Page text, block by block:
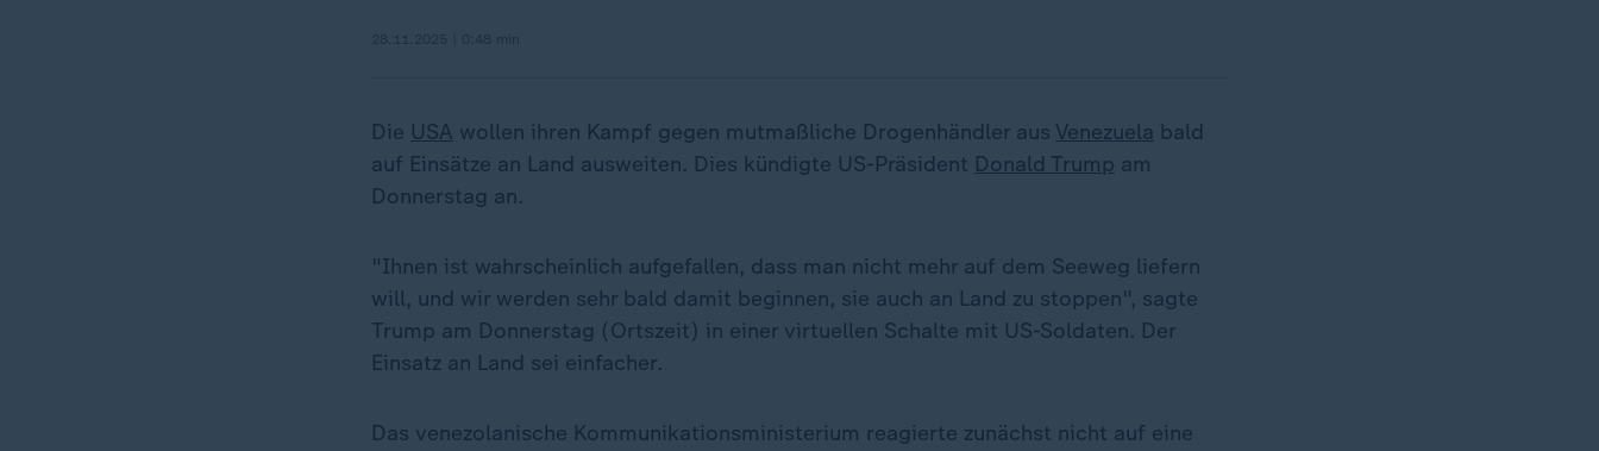
Die USA wollen ihren Kampf gegen mutmaßliche Drogenhändler aus Venezuela bald
auf Einsätze an Land ausweiten. Dies kündigte US-Präsident Donald Trump am
Donnerstag an.
"Ihnen ist wahrscheinlich aufgefallen, dass man nicht mehr auf dem Seeweg liefern
will, und wir werden sehr bald damit beginnen, sie auch an Land zu stoppen", sagte
Trump am Donnerstag (Ortszeit) in einer virtuellen Schalte mit US-Soldaten. Der
Einsatz an Land sei einfacher.
Das venezolanische Kommunikationsministerium reagierte zunächst nicht auf eine